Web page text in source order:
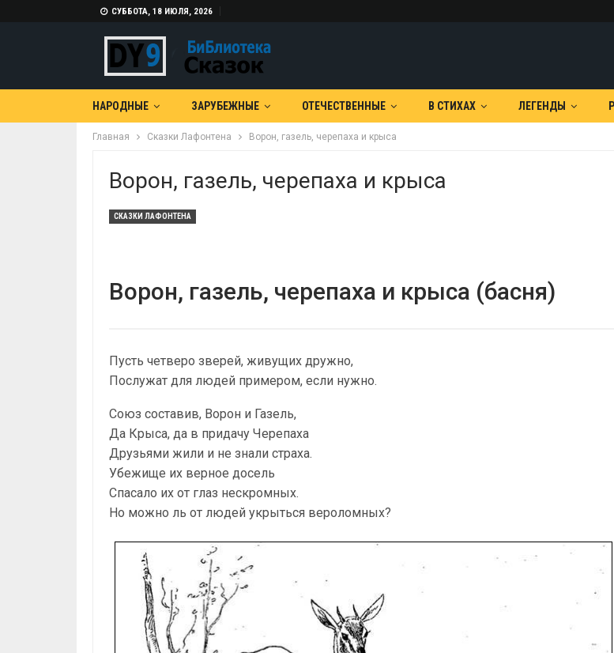
СУББОТА, 18 ИЮЛЯ, 2026
НАРОДНЫЕ ЗАРУБЕЖНЫЕ ОТЕЧЕСТВЕННЫЕ В СТИХАХ ЛЕГЕНДЫ
Главная Сказки Лафонтена Ворон, газель, черепаха и крыса
Ворон, газель, черепаха и крыса
СКАЗКИ ЛАФОНТЕНА
Ворон, газель, черепаха и крыса (басня)
Пусть четверо зверей, живущих дружно,
Послужат для людей примером, если нужно.
Союз составив, Ворон и Газель,
Да Крыса, да в придачу Черепаха
Друзьями жили и не знали страха.
Убежище их верное досель
Спасало их от глаз нескромных.
Но можно ль от людей укрыться вероломных?